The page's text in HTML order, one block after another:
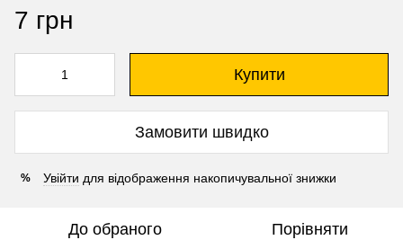
7 грн
Купити
Замовити швидко
% Увійти для відображення накопичувальної знижки
До обраного Порівняти